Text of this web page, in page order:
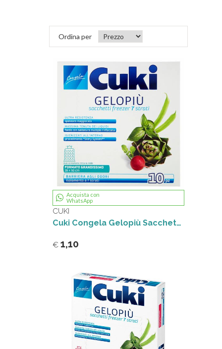
Ordina per
Acquista con
WhatsApp
CUKI
Cuki Congela Gelopiù Sacchetti freezer 7 strati 35 x 50 cm 10 pz
€ 1,10